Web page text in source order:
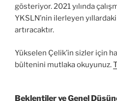
gösteriyor. 2021 yılında
YKSLN’nin ilerleyen
artıracaktır.
Yükselen Çelik’in sizler için
bültenini mutlaka okuyunuz.
Beklentiler ve Genel